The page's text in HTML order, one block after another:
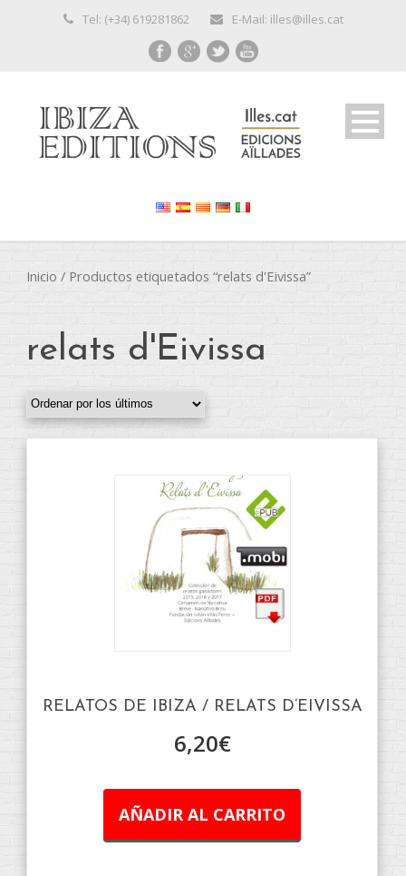
Tel: (+34) 619281862 E-Mail: illes@illes.cat
Inicio / Productos etiquetados “relats d'Eivissa”
relats d'Eivissa
RELATOS DE IBIZA / RELATS D’EIVISSA
6,20€
AÑADIR AL CARRITO